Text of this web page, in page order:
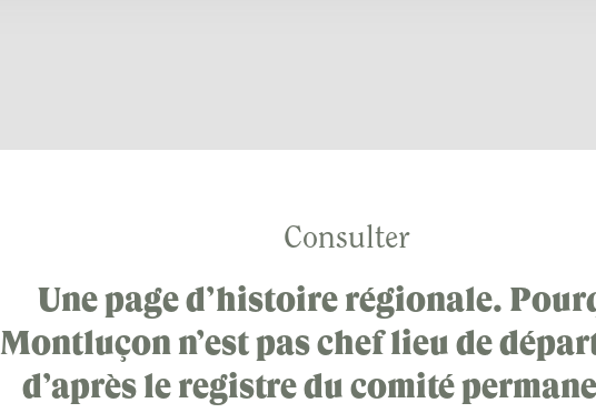
Consulter
Une page d’histoire régionale.
Montluçon n’est pas chef lieu de
d’après le registre du comité